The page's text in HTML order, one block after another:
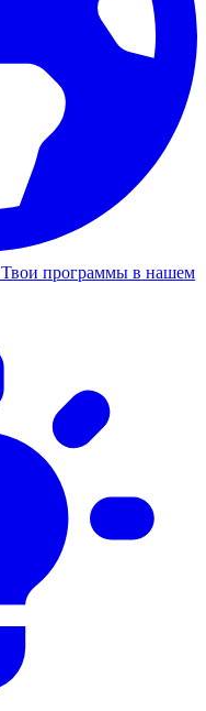
Твои программы в нашем